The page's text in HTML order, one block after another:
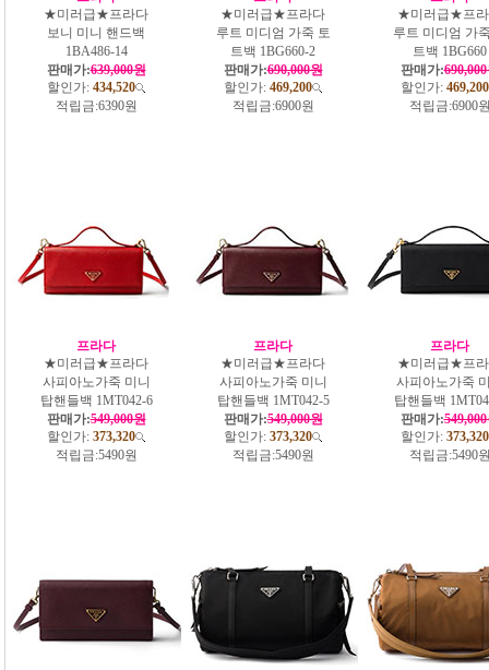
★미러급★프라다
보니 미니 핸드백
1BA486-14
판매가:639,000원
할인가: 434,520
적립금:6390원
★미러급★프라다
루트 미디엄 가죽 토
트백 1BG660-2
판매가:690,000원
할인가: 469,200
적립금:6900원
★미러급★프
루트 미디엄 가
트백 1BG660
판매가:
할인가: 469,200
적립금:6900
프라다
★미러급★프라다
사피아노가죽 미니
탑핸들백 1MT042-6
판매가:549,000원
할인가: 373,320
적립금:5490원
프라다
★미러급★프라다
사피아노가죽 미니
탑핸들백 1MT042-5
판매가:549,000원
할인가: 373,320
적립금:5490원
프라다
★미러급★프
사피아노가죽
탑핸들백
판매가:
할인가: 373,320
적립금:5490